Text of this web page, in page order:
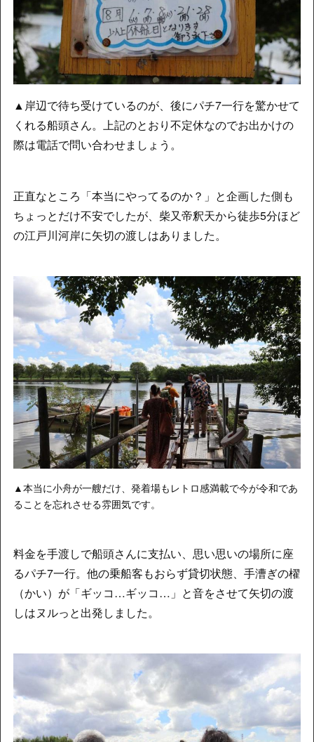
▲岸辺で待ち受けているのが、後にパチ7一行を驚かせて
くれる船頭さん。上記のとおり不定休なのでお出かけの
際は電話で問い合わせましょう。
正直なところ「本当にやってるのか？」と企画した側も
ちょっとだけ不安でしたが、柴又帝釈天から徒歩5分ほど
の江戸川河岸に矢切の渡しはありました。
▲本当に小舟が一艘だけ、発着場もレトロ感満載で今が令和であ
ることを忘れさせる雰囲気です。
料金を手渡しで船頭さんに支払い、思い思いの場所に座
るパチ7一行。他の乗船客もおらず貸切状態、手漕ぎの櫂
（かい）が「ギッコ…ギッコ…」と音をさせて矢切の渡
しはヌルっと出発しました。